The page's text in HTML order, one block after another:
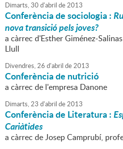
Dimarts,30 d'abril de2013
Conferència de sociologia :
nova transició pels joves?
a càrrec d'Esther Giménez-
Llull
Divendres,26 d'abril de2013
Conferència de nutrició
a càrrec de l'empresa Danone
Dimarts,23 d'abril de2013
Conferència de Literatura :
Cariàtides
a càrrec de Josep Camprubí,